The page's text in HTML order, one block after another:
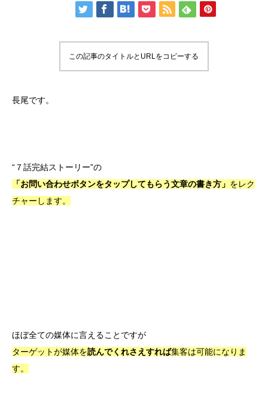
この記事のタイトルとURLをコピーする
長尾です。
“７話完結ストーリー”の
「お問い合わせボタンをタップしてもらう文章の書き方」 をレク
チャーします。
ほぼ全ての媒体に言えることですが
ターゲットが媒体を読んでくれさえすれば集客は可能になりま
す。